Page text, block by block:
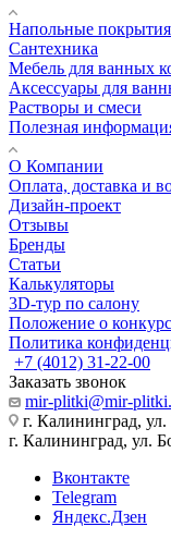
Напольные покрытия
Сантехника
Мебель для ванных
Аксессуары для
Растворы и смеси
Полезная
О Компании
Оплата, доставка и
Дизайн-проект
Отзывы
Бренды
Статьи
Калькуляторы
3D-тур по салону
Положение о
Политика
+7 (4012) 31-22-00
Заказать звонок
mir-plitki@mir-
г. Калининград,
г. Калининград, ул.
Вконтакте
Telegram
Яндекс.Дзен